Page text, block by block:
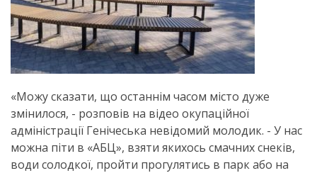
«Можу сказати, що останнім часом місто дуже
змінилося, - розповів на відео окупаційної
адміністрації Генічеська невідомий молодик. - У нас
можна піти в «АБЦ», взяти якихось смачних снеків,
води солодкої, пройти прогулятись в парк або на